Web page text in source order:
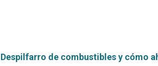
Despilfarro de combustibles y cómo